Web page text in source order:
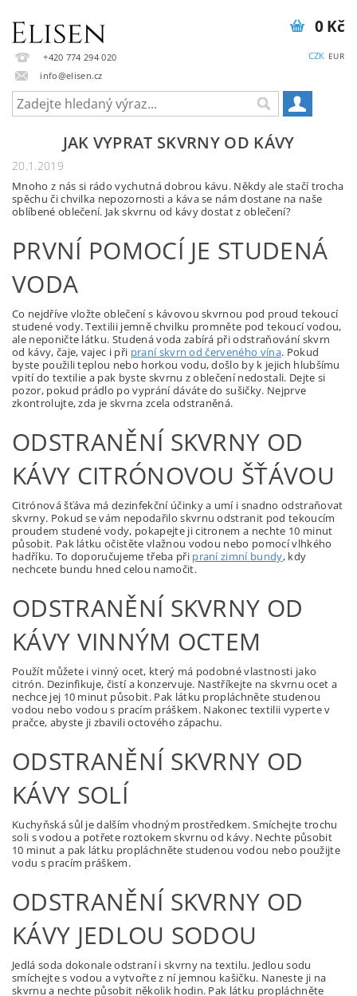
+420 774 294 020
info@elisen.cz
CZK EUR
0 Kč
JAK VYPRAT SKVRNY OD KÁVY
20.1.2019
Mnoho z nás si rádo vychutná dobrou kávu. Někdy ale stačí trocha
spěchu či chvilka nepozornosti a káva se nám dostane na naše
oblíbené oblečení. Jak skvrnu od kávy dostat z oblečení?
PRVNÍ POMOCÍ JE STUDENÁ
VODA
Co nejdříve vložte oblečení s kávovou skvrnou pod proud tekoucí
studené vody. Textilii jemně chvilku promněte pod tekoucí vodou,
ale neponičte látku. Studená voda zabírá při odstraňování skvrn
od kávy, čaje, vajec i při praní skvrn od červeného vína. Pokud
byste použili teplou nebo horkou vodu, došlo by k jejich hlubšímu
vpití do textilie a pak byste skvrnu z oblečení nedostali. Dejte si
pozor, pokud prádlo po vyprání dáváte do sušičky. Nejprve
zkontrolujte, zda je skvrna zcela odstraněná.
ODSTRANĚNÍ SKVRNY OD
KÁVY CITRÓNOVOU ŠŤÁVOU
Citrónová šťáva má dezinfekční účinky a umí i snadno odstraňovat
skvrny. Pokud se vám nepodařilo skvrnu odstranit pod tekoucím
proudem studené vody, pokapejte ji citronem a nechte 10 minut
působit. Pak látku očistěte vlažnou vodou nebo pomocí vlhkého
hadříku. To doporučujeme třeba při praní zimní bundy, kdy
nechcete bundu hned celou namočit.
ODSTRANĚNÍ SKVRNY OD
KÁVY VINNÝM OCTEM
Použít můžete i vinný ocet, který má podobné vlastnosti jako
citrón. Dezinfikuje, čistí a konzervuje. Nastříkejte na skvrnu ocet a
nechce jej 10 minut působit. Pak látku propláchněte studenou
vodou nebo vodou s pracím práškem. Nakonec textilii vyperte v
pračce, abyste ji zbavili octového zápachu.
ODSTRANĚNÍ SKVRNY OD
KÁVY SOLÍ
Kuchyňská sůl je dalším vhodným prostředkem. Smíchejte trochu
soli s vodou a potřete roztokem skvrnu od kávy. Nechte působit
10 minut a pak látku propláchněte studenou vodou nebo použijte
vodu s pracím práškem.
ODSTRANĚNÍ SKVRNY OD
KÁVY JEDLOU SODOU
Jedlá soda dokonale odstraní i skvrny na textilu. Jedlou sodu
smíchejte s vodou a vytvořte z ní jemnou kašičku. Naneste ji na
skvrnu a nechte působit několik hodin. Pak látku propláchněte